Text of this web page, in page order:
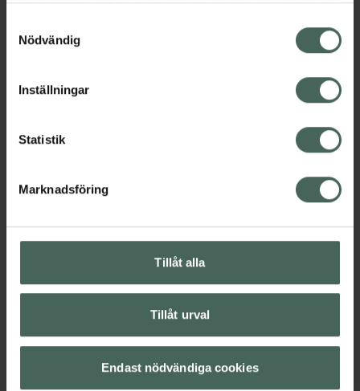
återkalla ditt samtycke via webbplatsens
cookieinställningar. Ett återkallat samtycke påverkar inte
lagligheten av behandling som skett innan återkallelsen.
Nödvändig
Inställningar
Statistik
Marknadsföring
Tillåt alla
Tillåt urval
Endast nödvändiga cookies
Kost och hälsa
Kosttillskott
Vitaminer och mineraler
Innehåll Visa
Instruktioner Visa
Kosttillskott
Vitaminer och mineraler